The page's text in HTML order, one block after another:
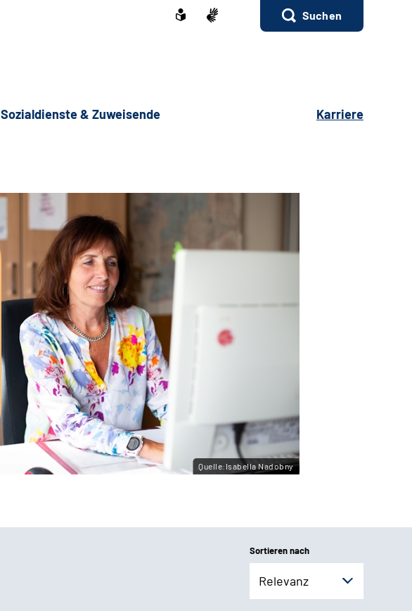
Suchen
Sozialdienste & Zuweisende Karriere
Quelle:Isabella Nadobny
Sortieren nach
Relevanz